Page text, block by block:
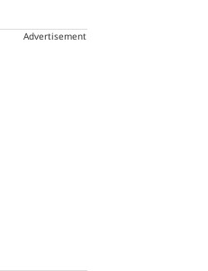
Advertisement